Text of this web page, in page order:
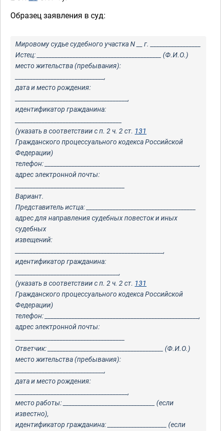
Образец заявления в суд:
Мировому судье судебного участка N __ г. _________________
Истец: __________________________________________ (Ф.И.О.)
место жительства (пребывания):
______________________________,
дата и место рождения:
______________________________________,
идентификатор гражданина:
(указать в соответствии с п. 2 ч. 2 ст. 131
Гражданского процессуального кодекса Российской
Федерации)
телефон: ____________________________________________________,
адрес электронной почты:
Вариант.
Представитель истца: _____________________________________
адрес для направления судебных повесток и иных
судебных
извещений:
__________________________________________________,
идентификатор гражданина:
___________________________________,
(указать в соответствии с п. 2 ч. 2 ст. 131
Гражданского процессуального кодекса Российской
Федерации)
телефон: ____________________________________________________,
адрес электронной почты:
Ответчик: _______________________________________ (Ф.И.О.)
место жительства (пребывания):
______________________________,
дата и место рождения:
______________________________________,
место работы: _______________________________ (если
известно),
идентификатор гражданина: ____________________ (если